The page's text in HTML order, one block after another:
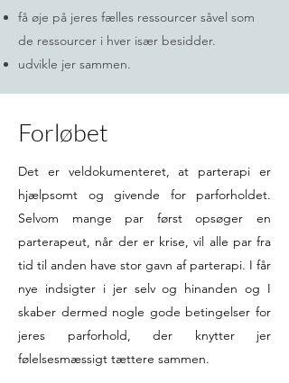
få øje på jeres fælles ressourcer såvel som
de ressourcer i hver især besidder.
udvikle jer sammen.
Forløbet
Det er veldokumenteret, at parterapi er
hjælpsomt og givende for parforholdet.
Selvom mange par først opsøger en
parterapeut, når der er krise, vil alle par fra
tid til anden have stor gavn af parterapi. I får
nye indsigter i jer selv og hinanden og I
skaber dermed nogle gode betingelser for
jeres parforhold, der knytter jer
følelsesmæssigt tættere sammen.